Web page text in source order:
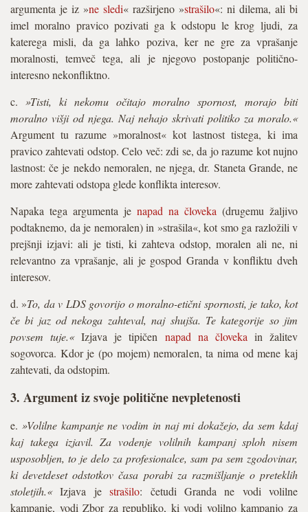
argumenta je iz »ne sledi« razširjeno »strašilo«: ni dilema, ali bi
imel moralno pravico pozivati ga k odstopu le krog ljudi, za
katerega misli, da ga lahko poziva, ker ne gre za vprašanje
moralnosti, temveč tega, ali je njegovo postopanje politično-
interesno nekonfliktno.
c. »Tisti, ki nekomu očitajo moralno spornost, morajo biti
moralno višji od njega. Naj nehajo skrivati politiko za moralo.«
Argument tu razume »moralnost« kot lastnost tistega, ki ima
pravico zahtevati odstop. Celo več: zdi se, da jo razume kot nujno
lastnost: če je nekdo nemoralen, ne njega, dr. Staneta Grande, ne
more zahtevati odstopa glede konflikta interesov.
Napaka tega argumenta je napad na človeka (drugemu žaljivo
podtaknemo, da je nemoralen) in »strašila«, kot smo ga razložili v
prejšnji izjavi: ali je tisti, ki zahteva odstop, moralen ali ne, ni
relevantno za vprašanje, ali je gospod Granda v konfliktu dveh
interesov.
d. »To, da v LDS govorijo o moralno-etični spornosti, je tako, kot
če bi jaz od nekoga zahteval, naj shujša. Te kategorije so jim
povsem tuje.«Izjava je tipičen napad na človeka in žalitev
sogovorca. Kdor je (po mojem) nemoralen, ta nima od mene kaj
zahtevati, da odstopim.
3. Argument iz svoje politične nevpletenosti
e. »Volilne kampanje ne vodim in naj mi dokažejo, da sem kdaj
kaj takega izjavil. Za vodenje volilnih kampanj sploh nisem
usposobljen, to je delo za profesionalce, sam pa sem zgodovinar,
ki devetdeset odstotkov časa porabi za razmišljanje o preteklih
stoletjih.«Izjava jestrašilo: četudi Granda ne vodi volilne
kampanje, vodi Zbor za republiko, ki vodi volilno kampanjo za